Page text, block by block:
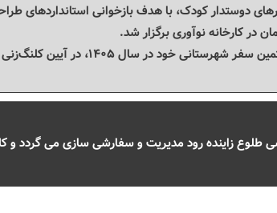
کودک، با هدف بازخوانی استانداردهای
کارخانه نوآوری برگزار شد.
مجتمع رفاهی-آموزشی فرهنگیان شهرستان بافت شرکت کرد.
زاینده رود مدیریت و سفارشی سازی می گردد